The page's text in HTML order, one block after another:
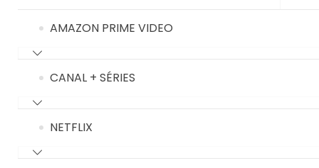
AMAZON PRIME VIDEO
CANAL + SÉRIES
NETFLIX